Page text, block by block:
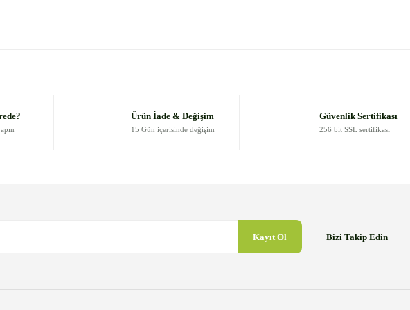
Ürün İade & Değişim
15 Gün içerisinde değişim
Güvenlik Sertifikası
256 bit SSL sertifikası
Kayıt Ol Bizi Takip Edin